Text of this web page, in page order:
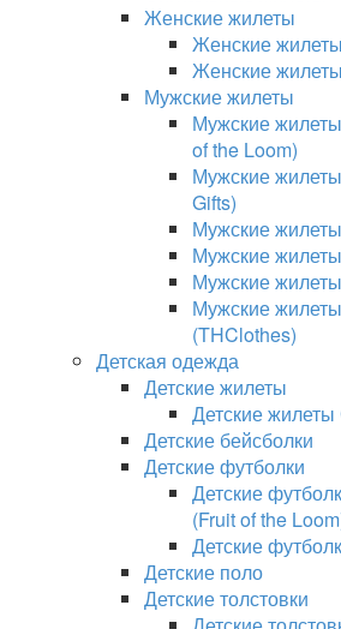
Женские жилеты
Женские
Женские
Мужские жилеты
Мужские
of the Loom)
Мужские
Gifts)
Мужские
Мужские
Мужские
Мужские
(THClothes)
Детская одежда
Детские жилеты
Детские
Детские бейсболки
Детские футболки
Детские
(Fruit of the
Детские
Детские поло
Детские толстовки